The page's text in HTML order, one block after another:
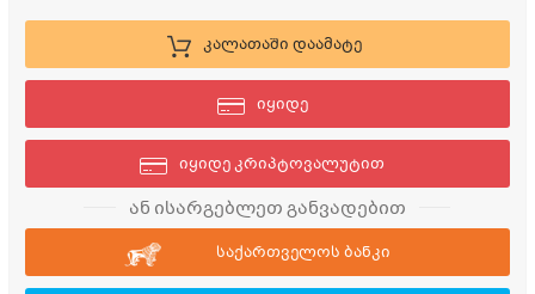
კალათაში დაამატე
იყიდე
იყიდე კრიპტოვალუტით
ან ისარგებლეთ განვადებით
საქართველოს ბანკი